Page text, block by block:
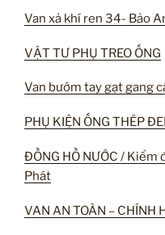
Van xả khí ren 34- Bảo
VẬT TƯ PHỤ TREO ỐNG
Van bướm tay gạt gang
PHỤ KIỆN ỐNG THÉP
ĐỒNG HỒ NƯỚC / Kiểm
Phát
VAN AN TOÀN – CHÍNH